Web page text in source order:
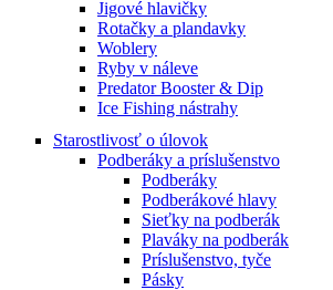
Jigové hlavičky
Rotačky a plandavky
Woblery
Ryby v náleve
Predator Booster & Dip
Ice Fishing nástrahy
Starostlivosť o úlovok
Podberáky a príslušenstvo
Podberáky
Podberákové hlavy
Sieťky na podberák
Plaváky na podberák
Príslušenstvo, tyče
Pásky